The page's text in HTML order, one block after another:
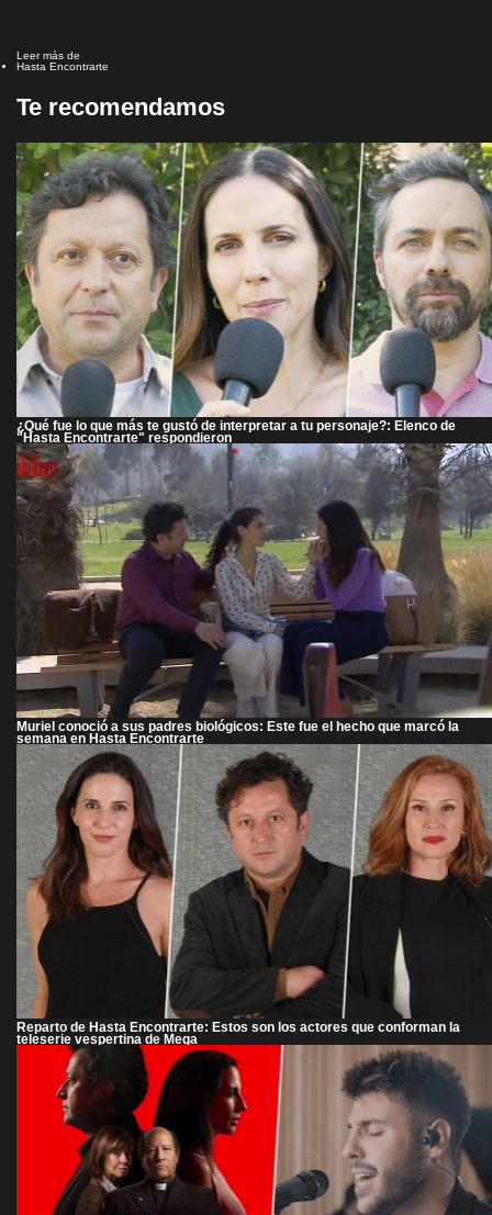
Leer más de
Hasta Encontrarte
Te recomendamos
¿Qué fue lo que más te gustó de interpretar a tu personaje?: Elenco de
"Hasta Encontrarte" respondieron
Muriel conoció a sus padres biológicos: Este fue el hecho que marcó la
semana en Hasta Encontrarte
Reparto de Hasta Encontrarte: Estos son los actores que conforman la
teleserie vespertina de Mega